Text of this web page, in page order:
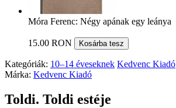
Móra Ferenc: Négy apának egy leánya
15.00 RON Kosárba tesz
Kategóriák: 10–14 éveseknek Kedvenc Kiadó
Márka: Kedvenc Kiadó
Toldi. Toldi estéje